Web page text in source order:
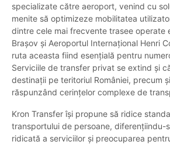
specializate către aeroport, venind cu
menite să optimizeze mobilitatea
dintre cele mai frecvente trasee operate
Brașov și Aeroportul Internațional Henri
ruta aceasta fiind esențială pentru
Serviciile de transfer privat se extind și
destinații pe teritoriul României, precum
răspunzând cerințelor complexe de
Kron Transfer își propune să ridice
transportului de persoane, diferențiindu-
ridicată a serviciilor și preocuparea